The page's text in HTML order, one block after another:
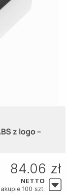
z logo –
84.06 zł
NETTO
100 szt.